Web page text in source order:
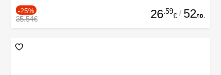
-25%
35.54€ 26.59
€ / 52лв.